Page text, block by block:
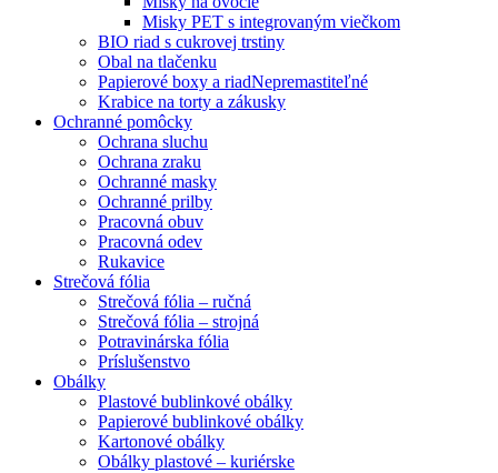
Misky PET s integrovaným viečkom
BIO riad s cukrovej trstiny
Obal na tlačenku
Papierové boxy a riadNepremastiteľné
Krabice na torty a zákusky
Ochranné pomôcky
Ochrana sluchu
Ochrana zraku
Ochranné masky
Ochranné prilby
Pracovná obuv
Pracovná odev
Rukavice
Strečová fólia
Strečová fólia – ručná
Strečová fólia – strojná
Potravinárska fólia
Príslušenstvo
Obálky
Plastové bublinkové obálky
Papierové bublinkové obálky
Kartonové obálky
Obálky plastové – kuriérske